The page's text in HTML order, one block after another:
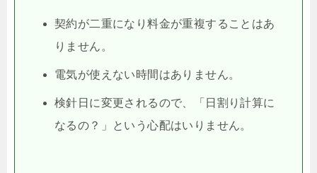
契約が二重になり料金が重複することはあ
りません。
電気が使えない時間はありません。
検針日に変更されるので、「日割り計算に
なるの？」という心配はいりません。